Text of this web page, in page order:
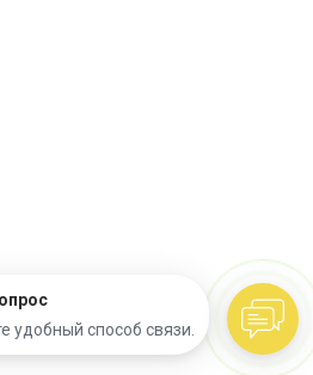
удобный способ связи.